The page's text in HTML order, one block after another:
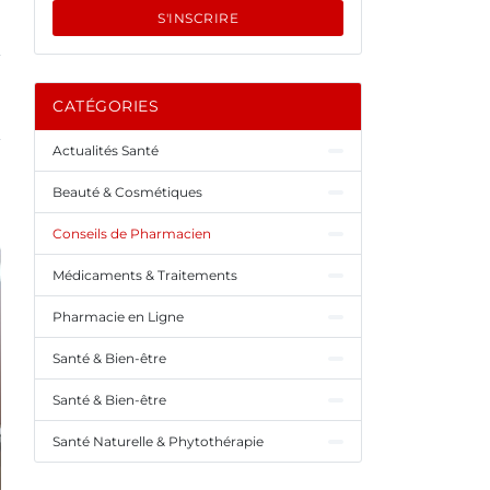
S'INSCRIRE
CATÉGORIES
Actualités Santé
Beauté & Cosmétiques
Conseils de Pharmacien
Médicaments & Traitements
Pharmacie en Ligne
Santé & Bien-être
Santé & Bien-être
Santé Naturelle & Phytothérapie